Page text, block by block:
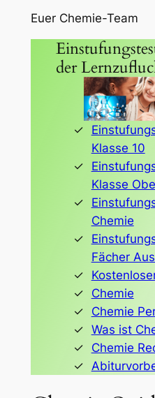
Euer Chemie-Team
der
Klasse 10
Klasse
Chemie
Fächer
Chemie
Chemie
Was ist
Chemie